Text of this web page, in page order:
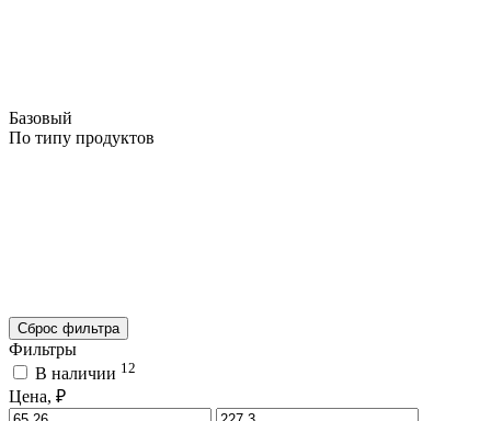
Базовый
По типу продуктов
Сброс фильтра
Фильтры
В наличии 12
Цена, ₽